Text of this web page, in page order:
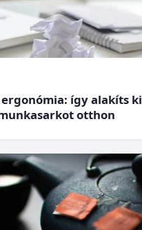
így alakíts ki
otthon